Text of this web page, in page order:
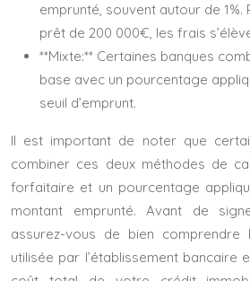
emprunté, souvent autour de 1%.
prêt de 200 000€, les frais
**Mixte:** Certaines banques
base avec un pourcentage
seuil d’emprunt.
Il est important de noter que
combiner ces deux méthodes de
forfaitaire et un pourcentage
montant emprunté. Avant de
assurez-vous de bien
utilisée par l’établissement bancaire